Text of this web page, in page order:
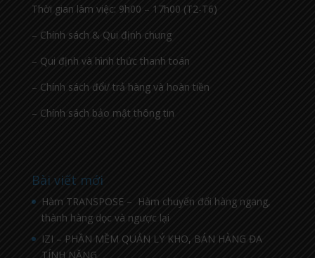
Thời gian làm việc: 9h00 – 17h00 (T2-T6)
– Chính sách & Qui định chung
– Qui định và hình thức thanh toán
– Chính sách đổi/ trả hàng và hoàn tiền
– Chính sách bảo mật thông tin
Bài viết mới
Hàm TRANSPOSE – Hàm chuyển đổi hàng ngang,
thành hàng dọc và ngược lại
IZI – PHẦN MỀM QUẢN LÝ KHO, BÁN HÀNG ĐA
TÍNH NĂNG